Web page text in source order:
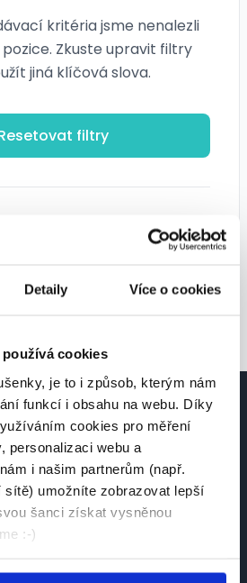
Detaily Více o cookies
cookies
je to i způsob, kterým nám
funkcí i obsahu na webu. Díky
cookies pro měření
personalizaci webu a
i našim partnerům (např.
sítě) umožníte zobrazovat lepší
šanci získat vysněnou
:-)
kritéria jsme nenalezli
Zkuste upravit filtry
jiná klíčová slova.
filtry
vyhledávání
pro hledání práce a talentů.
se zaměstnavateli.